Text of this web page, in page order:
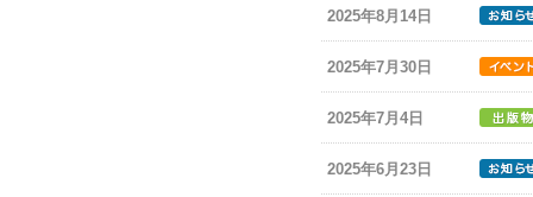
2025年8月14日
2025年7月30日
2025年7月4日
2025年6月23日